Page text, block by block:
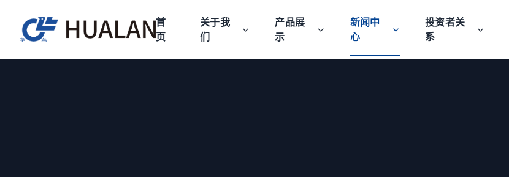
首
页
关于我
们
产品展
示
新闻中
心
投资者关
系